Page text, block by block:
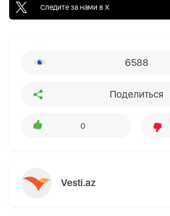
Следите за нами в X
6588
Поделиться
0
Vesti.az